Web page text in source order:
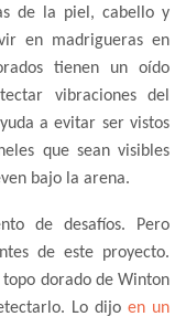
de la piel, cabello y
en madrigueras en
tienen un oído
vibraciones del
a evitar ser vistos
que sean visibles
bajo la arena.
de desafíos. Pero
de este proyecto.
topo dorado de Winton
Lo dijoen un